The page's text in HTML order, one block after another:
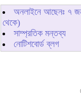
অনলাইনে আছেনঃ ৭
থেকে)
সাম্প্রতিক মন্তব্য
নোটিশবোর্ড ব্লগ